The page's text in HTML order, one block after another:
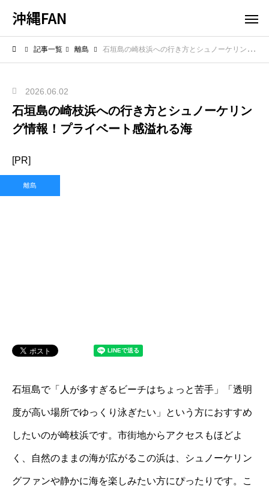
沖縄FAN
記事一覧 離島 石垣島の崎枝浜への行き方とシュノーケリング情報！プライベート感溢れる海
2026.06.02
石垣島の崎枝浜への行き方とシュノーケリン
グ情報！プライベート感溢れる海
[PR]
離島
石垣島で「人が多すぎるビーチはちょっと苦手」「透明
度が高い場所でゆっくり泳ぎたい」という方におすすめ
したいのが崎枝浜です。市街地からアクセスもほどよ
く、自然のままの海が広がるこの浜は、シュノーケリン
グファンや静かに海を楽しみたい方にぴったりです。こ